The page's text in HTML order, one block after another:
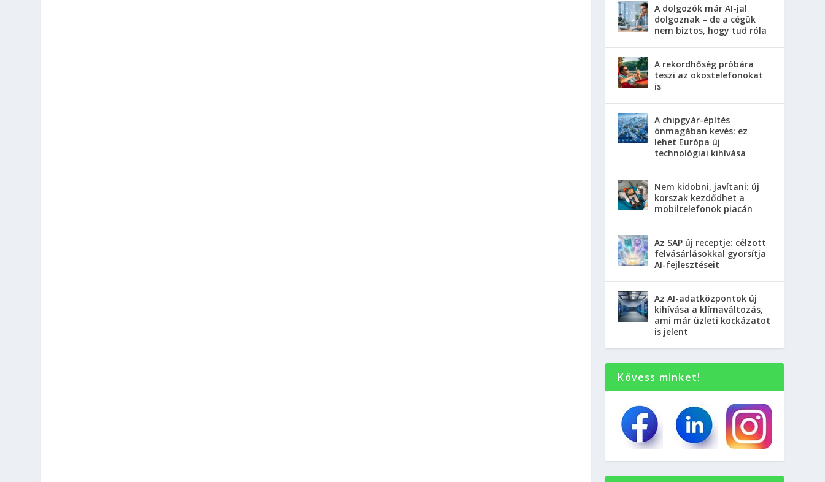
A dolgozók már AI-jal
dolgoznak – de a cégük
nem biztos, hogy tud róla
A rekordhőség próbára
teszi az okostelefonokat
is
A chipgyár-építés
önmagában kevés: ez
lehet Európa új
technológiai kihívása
Nem kidobni, javítani: új
korszak kezdődhet a
mobiltelefonok piacán
Az SAP új receptje: célzott
felvásárlásokkal gyorsítja
AI-fejlesztéseit
Az AI-adatközpontok új
kihívása a klímaváltozás,
ami már üzleti kockázatot
is jelent
Kövess minket!